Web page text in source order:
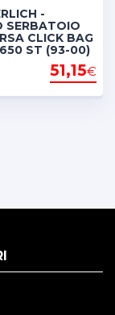
tubo
da
-
SERBATOIO
CLICK BAG
ST (93-00)
51,15€